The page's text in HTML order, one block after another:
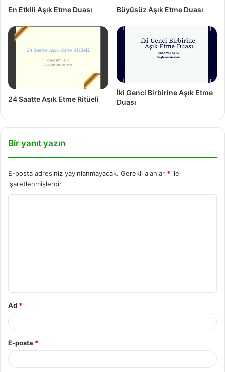
En Etkili Aşık Etme Duası Büyüsüz Aşık Etme Duası
24 Saatte Aşık Etme Ritüeli
İki Genci Birbirine Aşık Etme
Duası
Bir yanıt yazın
E-posta adresiniz yayınlanmayacak. Gerekli alanlar * ile
işaretlenmişlerdir
Ad *
E-posta *